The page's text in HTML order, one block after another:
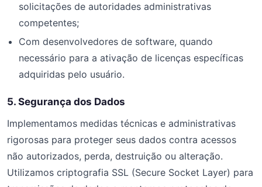
solicitações de autoridades administrativas
competentes;
Com desenvolvedores de software, quando
necessário para a ativação de licenças específicas
adquiridas pelo usuário.
5. Segurança dos Dados
Implementamos medidas técnicas e administrativas
rigorosas para proteger seus dados contra acessos
não autorizados, perda, destruição ou alteração.
Utilizamos criptografia SSL (Secure Socket Layer) para